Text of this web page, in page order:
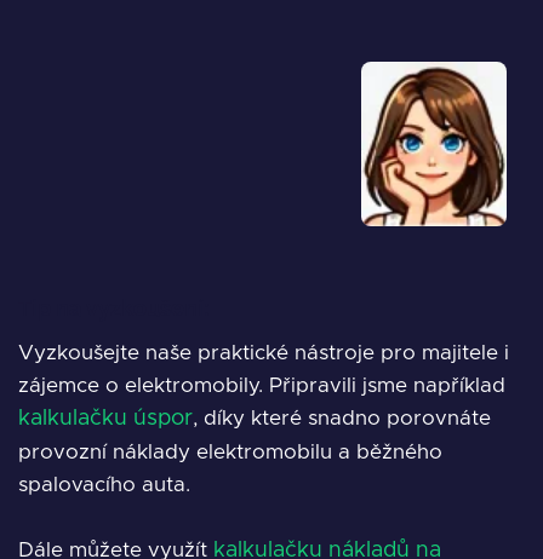
Vyzkoušejte naše praktické nástroje pro majitele i
zájemce o elektromobily. Připravili jsme například
kalkulačku úspor, díky které snadno porovnáte
provozní náklady elektromobilu a běžného
spalovacího auta.
Dále můžete využít kalkulačku nákladů na